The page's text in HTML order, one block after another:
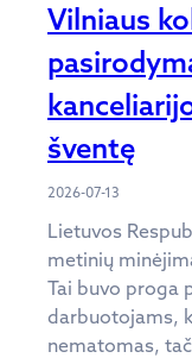
Vilniaus
šventę
2026-07-13
Lietuvos
metinių
Tai buvo proga
darbuotojams,
nematomas,